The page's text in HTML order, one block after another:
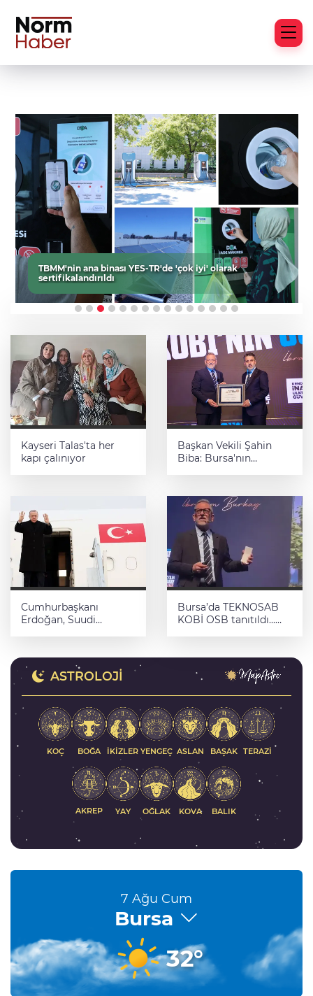
TBMM'nin ana binası YES-TR'de 'çok iyi' olarak
sertifikalandırıldı
Kayseri Talas'ta her
kapı çalınıyor
Başkan Vekili Şahin
Biba: Bursa'nın
Cumhurbaşkanı
Erdoğan, Suudi
Bursa’da TEKNOSAB
KOBİ OSB tanıtıldı...
dönem
ASTROLOJI
KOÇ BOĞA İKIZLER YENGEÇ ASLAN BAŞAK TERAZI
AKREP YAY OĞLAK KOVA BALIK
7 Ağu Cum
Bursa
32°